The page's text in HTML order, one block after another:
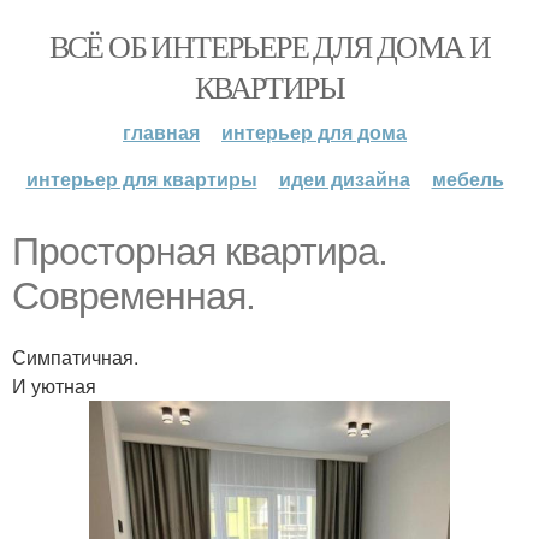
ВСЁ ОБ ИНТЕРЬЕРЕ ДЛЯ ДОМА И
КВАРТИРЫ
главная
интерьер для дома
интерьер для квартиры
идеи дизайна мебель
Просторная квартира.
Современная.
Симпатичная.
И уютная